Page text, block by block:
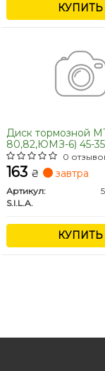
КУПИТЬ
Диск тормозной
80,82,ЮМЗ-6) 45-
СБ малый (176 мм)
клепанный (пр-во
0
163 ₴ завтра
Артикул:
S.I.L.A.
КУПИТЬ